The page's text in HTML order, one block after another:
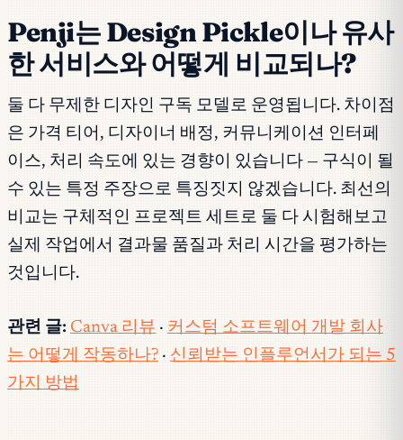
Penji는 Design Pickle이나 유사
한 서비스와 어떻게 비교되나?
둘 다 무제한 디자인 구독 모델로 운영됩니다. 차이점
은 가격 티어, 디자이너 배정, 커뮤니케이션 인터페
이스, 처리 속도에 있는 경향이 있습니다 — 구식이 될
수 있는 특정 주장으로 특징짓지 않겠습니다. 최선의
비교는 구체적인 프로젝트 세트로 둘 다 시험해보고
실제 작업에서 결과물 품질과 처리 시간을 평가하는
것입니다.
관련 글: Canva 리뷰 · 커스텀 소프트웨어 개발 회사
는 어떻게 작동하나? · 신뢰받는 인플루언서가 되는 5
가지 방법